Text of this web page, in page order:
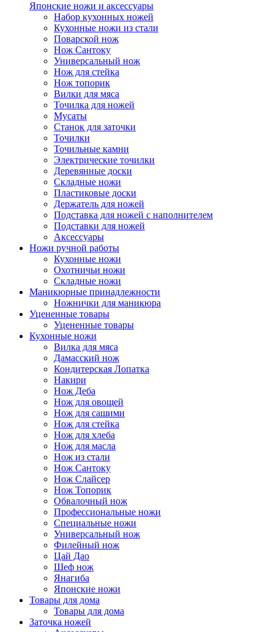
Японские ножи и аксессуары
Набор кухонных ножей
Кухонные ножи из стали
Поварской нож
Нож Сантоку
Универсальный нож
Нож для стейка
Нож топорик
Вилки для мяса
Точилка для ножей
Мусаты
Станок для заточки
Точилки
Точильные камни
Электрические точилки
Деревянные доски
Складные ножи
Пластиковые доски
Держатель для ножей
Подставка для ножей с наполнителем
Подставки для ножей
Аксессуары
Ножи ручной работы
Кухонные ножи
Охотничьи ножи
Складные ножи
Маникюрные принадлежности
Ножнички для маникюра
Уцененные товары
Уцененные товары
Кухонные ножи
Вилка для мяса
Дамасский нож
Кондитерская Лопатка
Накири
Нож Деба
Нож для овощей
Нож для сашими
Нож для стейка
Нож для хлеба
Нож для масла
Нож из стали
Нож Сантоку
Нож Слайсер
Нож Топорик
Обвалочный нож
Профессиональные ножи
Специальные ножи
Универсальный нож
Филейный нож
Цай Дао
Шеф нож
Янагиба
Японские ножи
Товары для дома
Товары для дома
Заточка ножей